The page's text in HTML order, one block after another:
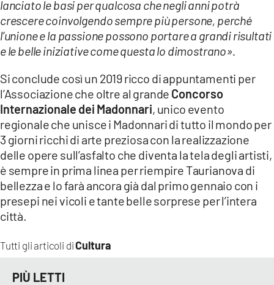
Tutti gli articoli diCultura
lanciato le basi per qualcosa che negli anni potrà
crescere coinvolgendo sempre più persone, perché
l’unione e la passione possono portare a grandi risultati
e le belle iniziative come questa lo dimostrano».
Si conclude così un 2019 ricco di appuntamenti per
l’Associazione che oltre al grande Concorso
Internazionale dei Madonnari, unico evento
regionale che unisce i Madonnari di tutto il mondo per
3 giorni ricchi di arte preziosa con la realizzazione
delle opere sull’asfalto che diventa la tela degli artisti,
è sempre in prima linea per riempire Taurianova di
bellezza e lo farà ancora già dal primo gennaio con i
presepi nei vicoli e tante belle sorprese per l’intera
città.
PIÙ LETTI